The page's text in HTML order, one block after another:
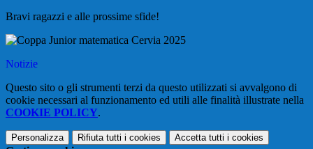
Bravi ragazzi e alle prossime sfide!
Notizie
Questo sito o gli strumenti terzi da questo utilizzati si avvalgono di
cookie necessari al funzionamento ed utili alle finalità illustrate nella
COOKIE POLICY.
Personalizza Rifiuta tutti i cookies Accetta tutti i cookies